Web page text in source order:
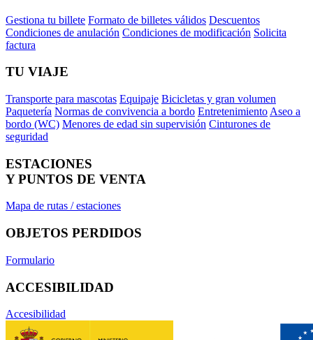
Gestiona tu billete Formato de billetes válidos Descuentos
Condiciones de anulación Condiciones de modificación Solicita
factura
TU VIAJE
Transporte para mascotas Equipaje Bicicletas y gran volumen
Paquetería Normas de convivencia a bordo Entretenimiento Aseo a
bordo (WC) Menores de edad sin supervisión Cinturones de
seguridad
ESTACIONES
Y PUNTOS DE VENTA
Mapa de rutas / estaciones
OBJETOS PERDIDOS
Formulario
ACCESIBILIDAD
Accesibilidad